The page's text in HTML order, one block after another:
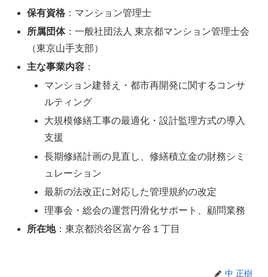
保有資格 ：マンション管理士
所属団体：一般社団法人 東京都マンション管理士会
（東京山手支部）
主な事業内容 ：
マンション建替え・都市再開発に関するコンサ
ルティング
大規模修繕工事の最適化・設計監理方式の導入
支援
長期修繕計画の見直し、修繕積立金の財務シミ
ュレーション
最新の法改正に対応した管理規約の改定
理事会・総会の運営円滑化サポート、顧問業務
所在地：東京都渋谷区富ケ谷１丁目
中 正樹